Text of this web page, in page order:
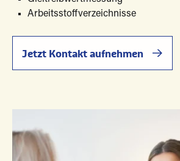
Arbeitsstoffverzeichnisse
Jetzt Kontakt aufnehmen